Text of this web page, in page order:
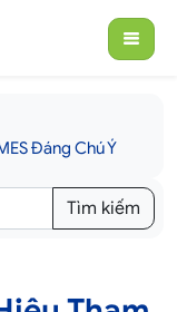
Đáng Chú Ý
Tìm kiếm